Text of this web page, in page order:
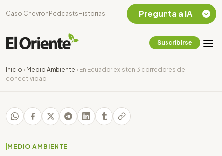
Caso Chevron Podcasts Historias
Suscribirse
Inicio › Medio Ambiente › En Ecuador existen 3 corredores de
conectividad
MEDIO AMBIENTE
Pregunta a IA
Chevron Ecuador